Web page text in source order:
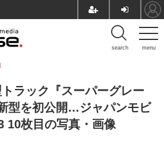
menu
search
ラック『スーパーグレー
型を初公開…ジャパンモビ
10枚目の写真・画像